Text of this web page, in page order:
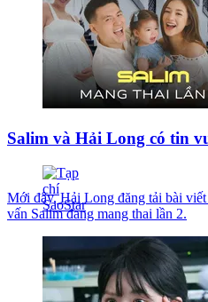
Salim và Hải Long có tin
Mới đây, Hải Long đăng tải bài
vấn Salim đang mang thai lần 2.